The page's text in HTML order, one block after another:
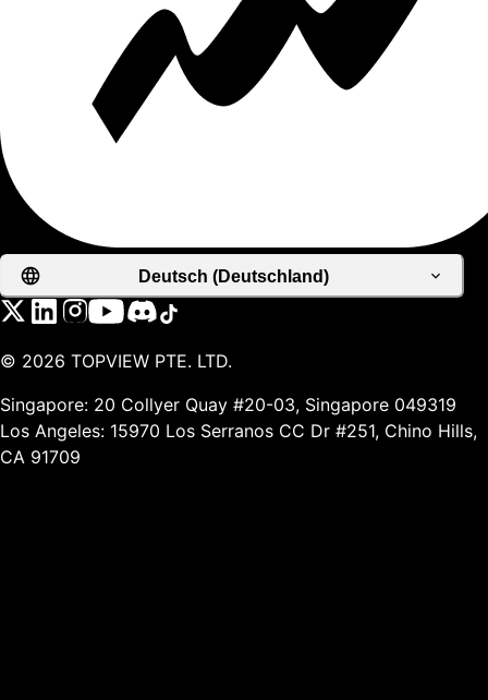
Deutsch (Deutschland)
© 2026 TOPVIEW PTE. LTD.
Singapore: 20 Collyer Quay #20-03, Singapore 049319
Los Angeles: 15970 Los Serranos CC Dr #251, Chino Hills,
CA 91709